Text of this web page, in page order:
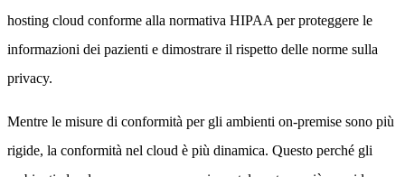
hosting cloud conforme alla normativa HIPAA per proteggere le
informazioni dei pazienti e dimostrare il rispetto delle norme sulla
privacy.
Mentre le misure di conformità per gli ambienti on-premise sono più
rigide, la conformità nel cloud è più dinamica. Questo perché gli